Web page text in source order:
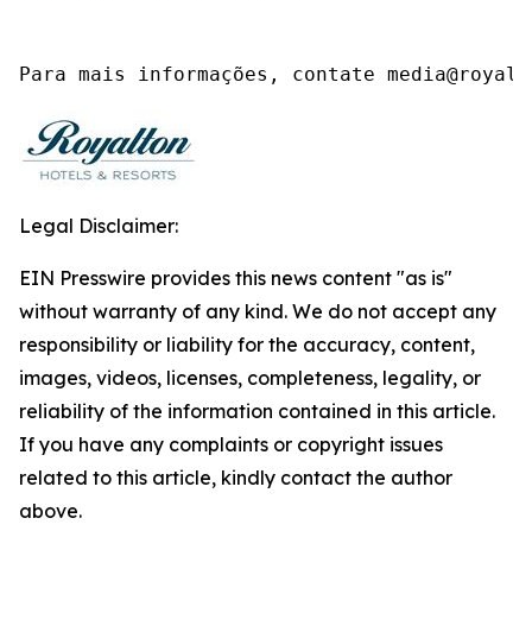
Para mais informações, contate
Legal Disclaimer:
EIN Presswire provides this news content "as is"
without warranty of any kind. We do not accept any
responsibility or liability for the accuracy, content,
images, videos, licenses, completeness, legality, or
reliability of the information contained in this article.
If you have any complaints or copyright issues
related to this article, kindly contact the author
above.